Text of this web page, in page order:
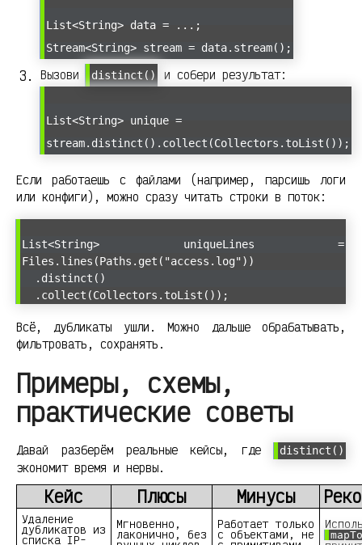
List<String> data = ...;
Stream<String> stream = data.stream();
Вызови distinct() и собери результат:
List<String> unique =
stream.distinct().collect(Collectors.toList());
Если работаешь с файлами (например, парсишь логи
или конфиги), можно сразу читать строки в поток:
List<String> uniqueLines =
Files.lines(Paths.get("access.log"))
.distinct()
.collect(Collectors.toList());
Всё, дубликаты ушли. Можно дальше обрабатывать,
фильтровать, сохранять.
Примеры, схемы,
практические советы
Давай разберём реальные кейсы, где distinct()
экономит время и нервы.
Кейс Плюсы Минусы
Удаление
дубликатов из
списка IP-
Мгновенно,
лаконично, без
Работает только
с объектами, не